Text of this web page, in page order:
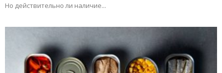
Но действительно ли наличие...